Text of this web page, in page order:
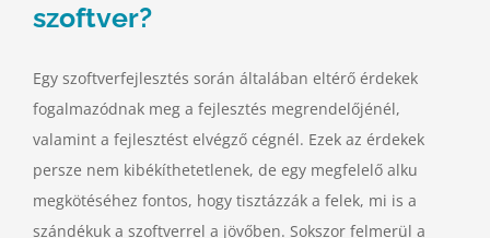
szoftver?
Egy szoftverfejlesztés során általában eltérő érdekek
fogalmazódnak meg a fejlesztés megrendelőjénél,
valamint a fejlesztést elvégző cégnél. Ezek az érdekek
persze nem kibékíthetetlenek, de egy megfelelő alku
megkötéséhez fontos, hogy tisztázzák a felek, mi is a
szándékuk a szoftverrel a jövőben. Sokszor felmerül a